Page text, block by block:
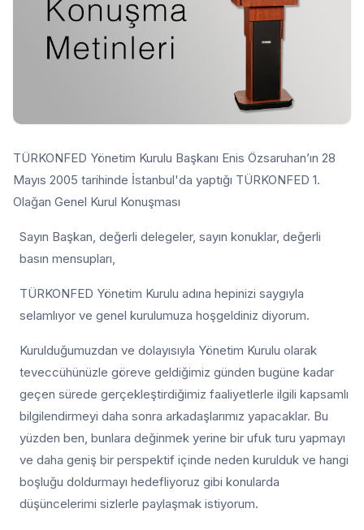
TÜRKONFED Yönetim Kurulu Başkanı Enis Özsaruhan’ın 28
Mayıs 2005 tarihinde İstanbul'da yaptığı TÜRKONFED 1.
Olağan Genel Kurul Konuşması
Sayın Başkan, değerli delegeler, sayın konuklar, değerli
basın mensupları,
TÜRKONFED Yönetim Kurulu adına hepinizi saygıyla
selamlıyor ve genel kurulumuza hoşgeldiniz diyorum.
Kurulduğumuzdan ve dolayısıyla Yönetim Kurulu olarak
teveccühünüzle göreve geldiğimiz günden bugüne kadar
geçen sürede gerçekleştirdiğimiz faaliyetlerle ilgili kapsamlı
bilgilendirmeyi daha sonra arkadaşlarımız yapacaklar. Bu
yüzden ben, bunlara değinmek yerine bir ufuk turu yapmayı
ve daha geniş bir perspektif içinde neden kurulduk ve hangi
boşluğu doldurmayı hedefliyoruz gibi konularda
düşüncelerimi sizlerle paylaşmak istiyorum.